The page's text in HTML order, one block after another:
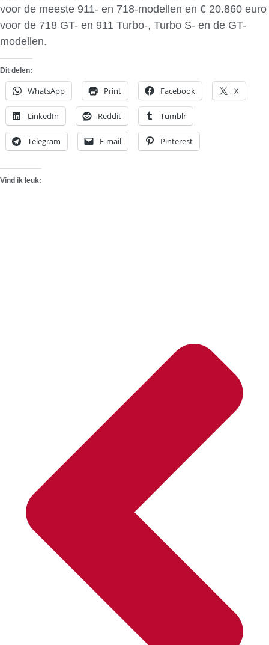
voor de meeste 911- en 718-modellen en € 20.860 euro
voor de 718 GT- en 911 Turbo-, Turbo S- en de GT-
modellen.
Dit delen:
WhatsApp Print Facebook X
LinkedIn Reddit Tumblr
Telegram E-mail Pinterest
Vind ik leuk: